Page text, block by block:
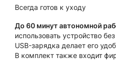
Всегда готов к уходу
До 60 минут автономной
использовать устройство
USB-зарядка делает его
В комплект также входит